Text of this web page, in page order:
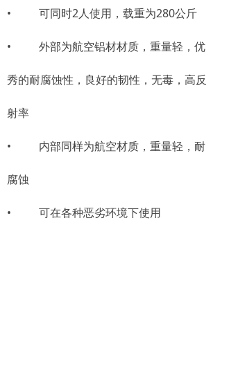
• 可同时2人使用，载重为280公斤
• 外部为航空铝材材质，重量轻，优
秀的耐腐蚀性，良好的韧性，无毒，高反
射率
• 内部同样为航空材质，重量轻，耐
腐蚀
• 可在各种恶劣环境下使用